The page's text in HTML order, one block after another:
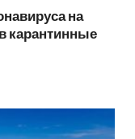
на
карантинные